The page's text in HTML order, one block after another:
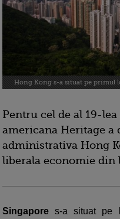
Hong Kong s-a situat pe primul
Pentru cel de al 19-
americana Heritage a
administrativa Hong
liberala economie din
Singapore s-a situat pe